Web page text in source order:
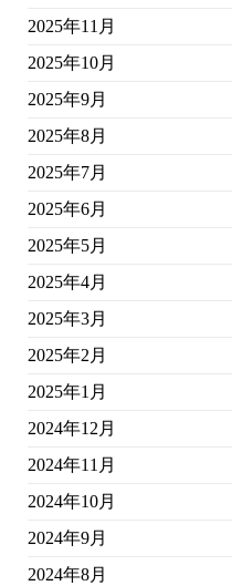
2025年11月
2025年10月
2025年9月
2025年8月
2025年7月
2025年6月
2025年5月
2025年4月
2025年3月
2025年2月
2025年1月
2024年12月
2024年11月
2024年10月
2024年9月
2024年8月